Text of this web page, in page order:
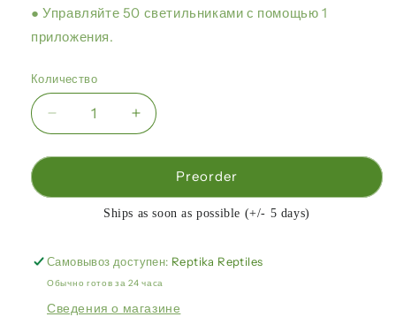
● Управляйте 50 светильниками с помощью 1
приложения.
Количество
Уменьшить
количество
Arcadia
комплект
LumenIZE®
UVB
6%
Forest
Увеличить
количество
Arcadia
комплект
LumenIZE®
UVB
6%
Forest
Preorder
Ships as soon as possible (+/- 5 days)
Самовывоз доступен: Reptika Reptiles
Обычно готов за 24 часа
Сведения о магазине